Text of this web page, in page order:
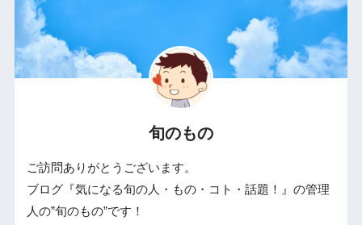
旬のもの
ご訪問ありがとうございます。
ブログ『気になる旬の人・もの・コト・話題！』の管理
人の”旬のもの”です！